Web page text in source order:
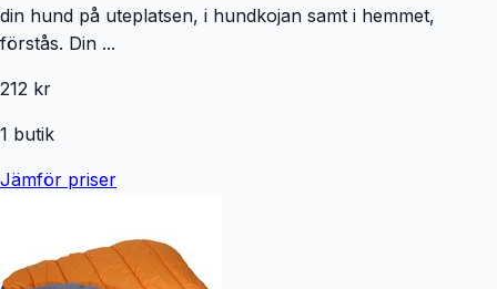
din hund på uteplatsen, i hundkojan samt i hemmet,
förstås. Din ...
212 kr
1 butik
Jämför priser